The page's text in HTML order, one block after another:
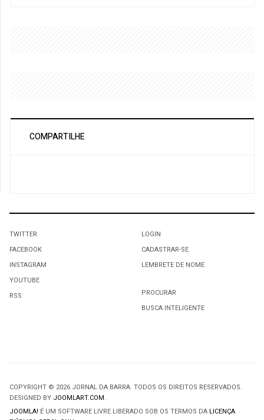
COMPARTILHE
TWITTER
FACEBOOK
INSTAGRAM
YOUTUBE
RSS
LOGIN
CADASTRAR-SE
LEMBRETE DE NOME
PROCURAR
BUSCA INTELIGENTE
COPYRIGHT © 2026 JORNAL DA BARRA. TODOS OS DIREITOS RESERVADOS.
DESIGNED BY JOOMLART.COM.
JOOMLA! É UM SOFTWARE LIVRE LIBERADO SOB OS TERMOS DA LICENÇA